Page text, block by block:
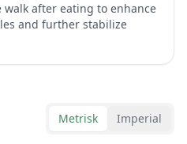
walk after eating to enhance
and further stabilize
Metrisk Imperial